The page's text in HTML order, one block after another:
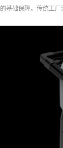
的基础保障。传统工